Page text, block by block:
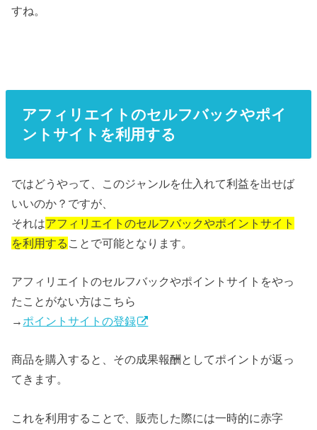
すね。
アフィリエイトのセルフバックやポイ
ントサイトを利用する
ではどうやって、このジャンルを仕入れて利益を出せば
いいのか？ですが、
それはアフィリエイトのセルフバックやポイントサイト
を利用する ことで可能となります。
アフィリエイトのセルフバックやポイントサイトをやっ
たことがない方はこちら
→ ポイントサイトの登録
商品を購入すると、その成果報酬としてポイントが返っ
てきます。
これを利用することで、販売した際には一時的に赤字